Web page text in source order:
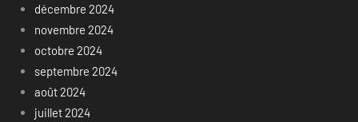
décembre 2024
novembre 2024
octobre 2024
septembre 2024
août 2024
juillet 2024